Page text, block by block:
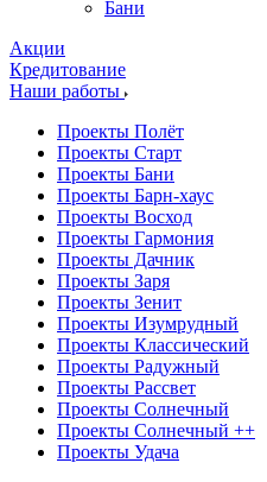
Бани
Акции
Кредитование
Наши работы
Проекты Полёт
Проекты Старт
Проекты Бани
Проекты Барн-хаус
Проекты Восход
Проекты Гармония
Проекты Дачник
Проекты Заря
Проекты Зенит
Проекты Изумрудный
Проекты Классический
Проекты Радужный
Проекты Рассвет
Проекты Солнечный
Проекты Солнечный ++
Проекты Удача